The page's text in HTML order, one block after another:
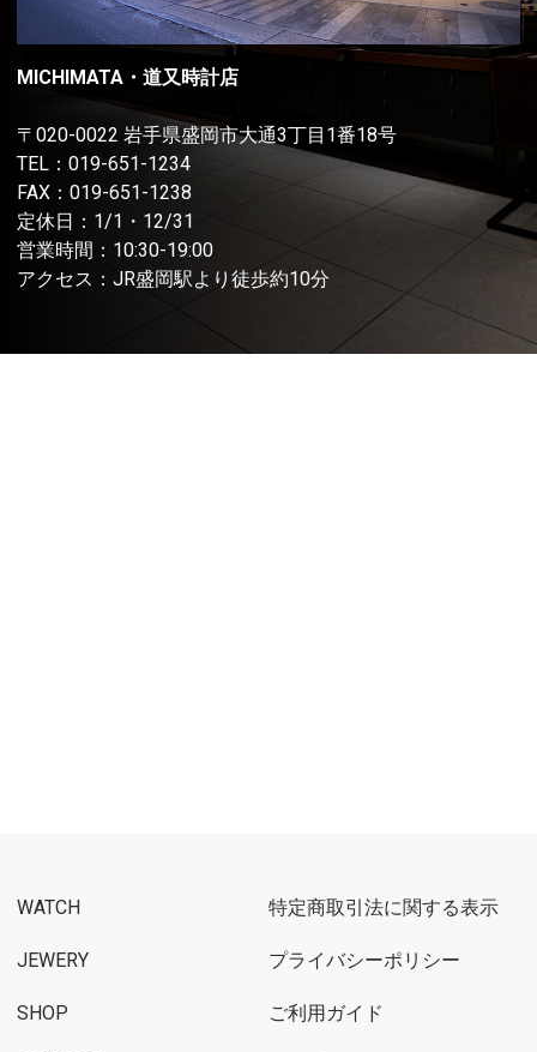
MICHIMATA・道又時計店
〒020-0022 岩手県盛岡市大通3丁目1番18号
TEL： 019-651-1234
FAX：019-651-1238
定休日：1/1・12/31
営業時間：10:30-19:00
アクセス：JR盛岡駅より徒歩約10分
WATCH
JEWERY
SHOP
特定商取引法に関する表示
プライバシーポリシー
ご利用ガイド